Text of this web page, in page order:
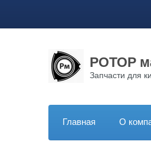
РОТОР
Запчасти для
Главная О